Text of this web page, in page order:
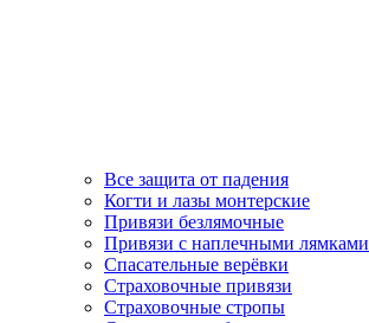
Все защита от падения
Когти и лазы монтерские
Привязи безлямочные
Привязи с наплечными лямками
Спасательные верёвки
Страховочные привязи
Страховочные стропы